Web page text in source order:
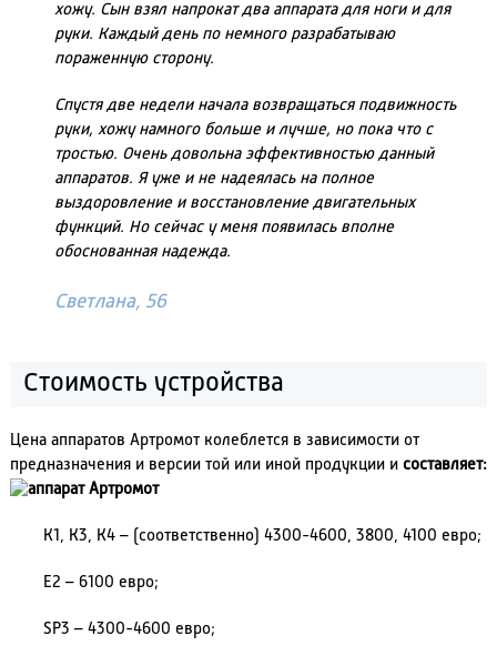
хожу. Сын взял напрокат два аппарата для ноги и для
руки. Каждый день по немного разрабатываю
пораженную сторону.
Спустя две недели начала возвращаться подвижность
руки, хожу намного больше и лучше, но пока что с
тростью. Очень довольна эффективностью данный
аппаратов. Я уже и не надеялась на полное
выздоровление и восстановление двигательных
функций. Но сейчас у меня появилась вполне
обоснованная надежда.
Светлана, 56
Стоимость устройства
Цена аппаратов Артромот колеблется в зависимости от
предназначения и версии той или иной продукции и составляет:
К1, К3, К4 – (соответственно) 4300-4600, 3800, 4100 евро;
Е2 – 6100 евро;
SP3 – 4300-4600 евро;